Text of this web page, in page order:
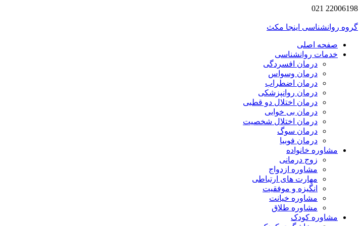
22006198 021
گروه روانشناسی اینجا مکث
صفحه اصلی
خدمات روانشناسی
درمان افسردگی
درمان وسواس
درمان اضطراب
درمان روانپزشکی
درمان اختلال دو قطبی
درمان بی خوابی
درمان اختلال شخصیت
درمان سوگ
درمان فوبیا
مشاوره خانواده
زوج درمانی
مشاوره ازدواج
مهارت های ارتباطی
انگیزه و موفقیت
مشاوره خیانت
مشاوره طلاق
مشاوره کودک